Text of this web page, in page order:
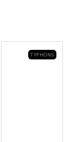
TYPHONS